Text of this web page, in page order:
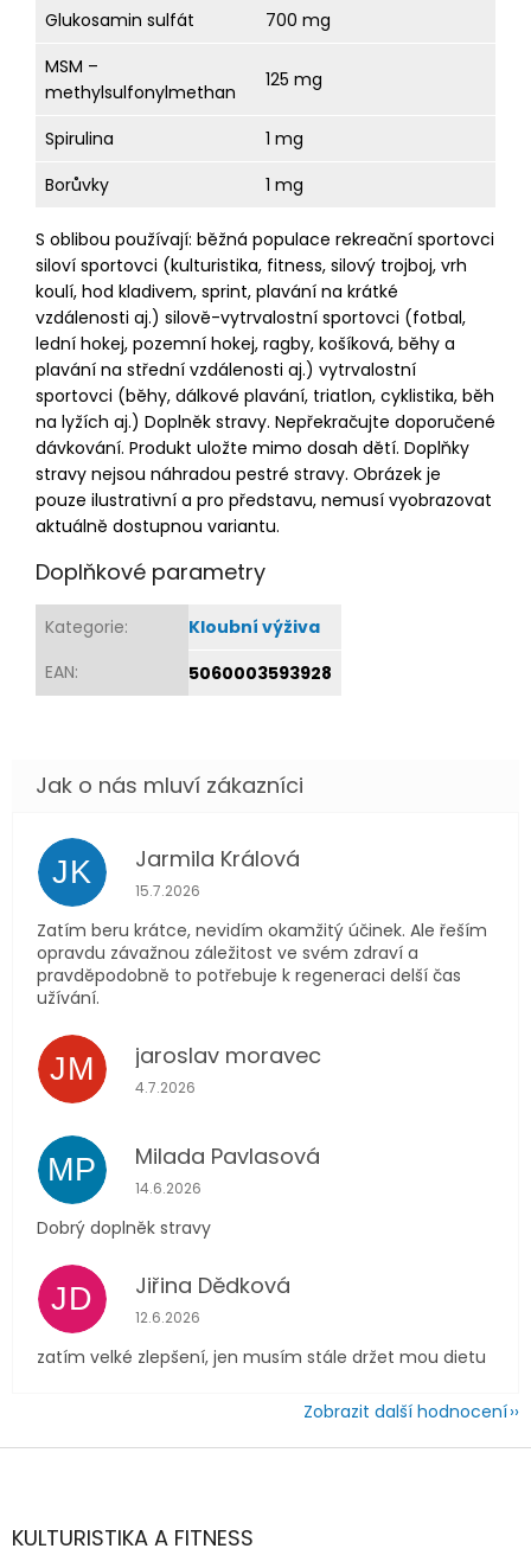
Glukosamin sulfát
700 mg
MSM –
methylsulfonylmethan
125 mg
Spirulina
1 mg
Borůvky
1 mg
S oblibou používají: běžná populace rekreační sportovci
siloví sportovci (kulturistika, fitness, silový trojboj, vrh
koulí, hod kladivem, sprint, plavání na krátké
vzdálenosti aj.) silově-vytrvalostní sportovci (fotbal,
lední hokej, pozemní hokej, ragby, košíková, běhy a
plavání na střední vzdálenosti aj.) vytrvalostní
sportovci (běhy, dálkové plavání, triatlon, cyklistika, běh
na lyžích aj.) Doplněk stravy. Nepřekračujte doporučené
dávkování. Produkt uložte mimo dosah dětí. Doplňky
stravy nejsou náhradou pestré stravy. Obrázek je
pouze ilustrativní a pro představu, nemusí vyobrazovat
aktuálně dostupnou variantu.
Doplňkové parametry
Kategorie:
Kloubní výživa
EAN: 5060003593928
JK Jarmila Králová
Hodnocení obchodu je 5 z 5 hvězdiček.
15.7.2026
Zatím beru krátce, nevidím okamžitý účinek. Ale řeším
opravdu závažnou záležitost ve svém zdraví a
pravděpodobně to potřebuje k regeneraci delší čas
užívání.
JM jaroslav moravec
Hodnocení obchodu je 5 z 5 hvězdiček.
4.7.2026
MP Milada Pavlasová
Hodnocení obchodu je 5 z 5 hvězdiček.
14.6.2026
Dobrý doplněk stravy
JD Jiřina Dědková
Hodnocení obchodu je 4 z 5 hvězdiček.
12.6.2026
zatím velké zlepšení, jen musím stále držet mou dietu
Zobrazit další hodnocení
Z
aKULTURISTIKA A FITNESS